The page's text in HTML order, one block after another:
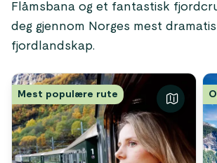
Flåmsbana og et fantastisk
deg gjennom Norges mest
fjordlandskap.
Mest populære rute